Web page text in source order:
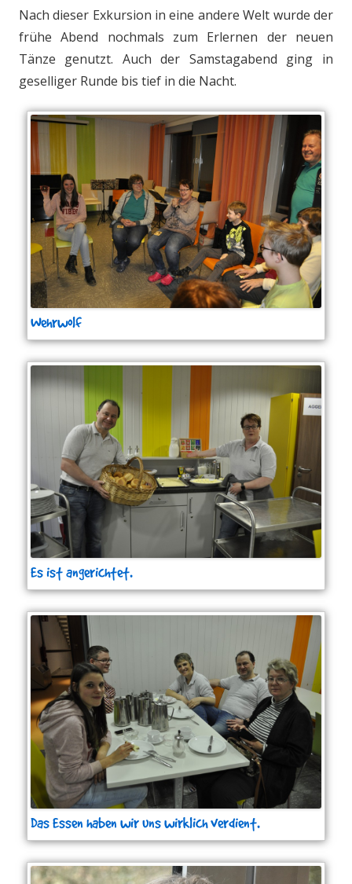
Nach dieser Exkursion in eine andere Welt wurde der
frühe Abend nochmals zum Erlernen der neuen
Tänze genutzt. Auch der Samstagabend ging in
geselliger Runde bis tief in die Nacht.
Wehrwolf
Es ist angerichtet.
Das Essen haben wir uns wirklich verdient.